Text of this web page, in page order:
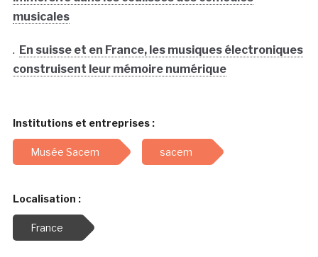
musicales
. En suisse et en France, les musiques électroniques
construisent leur mémoire numérique
Institutions et entreprises :
Musée Sacem sacem
Localisation :
France